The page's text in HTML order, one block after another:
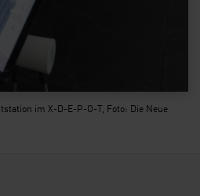
im X-D-E-P-O-T, Foto: Die Neue